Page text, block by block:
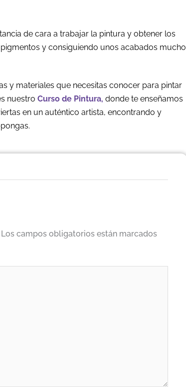
de cara a trabajar la pintura y obtener los
y consiguiendo unos acabados mucho
y materiales que necesitas conocer para pintar
nuestro Curso de Pintura, donde te enseñamos
en un auténtico artista, encontrando y
Los campos obligatorios están marcados